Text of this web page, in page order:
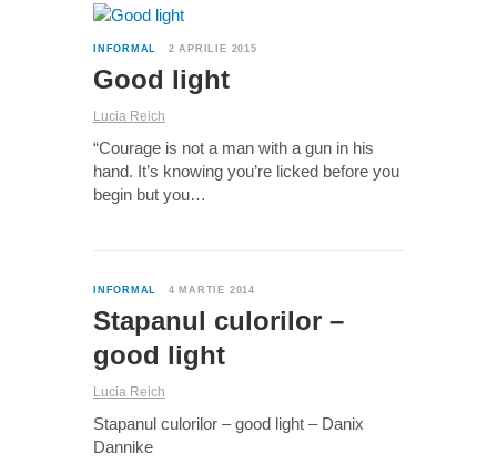
INFORMAL 2 APRILIE 2015
Good light
Lucia Reich
“Courage is not a man with a gun in his
hand. It’s knowing you’re licked before you
begin but you…
INFORMAL 4 MARTIE 2014
Stapanul culorilor –
good light
Lucia Reich
Stapanul culorilor – good light – Danix
Dannike